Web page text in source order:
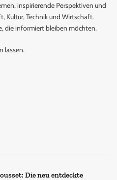
inspirierende Perspektiven und
Kultur, Technik und Wirtschaft.
die informiert bleiben möchten.
lassen.
Die neu entdeckte